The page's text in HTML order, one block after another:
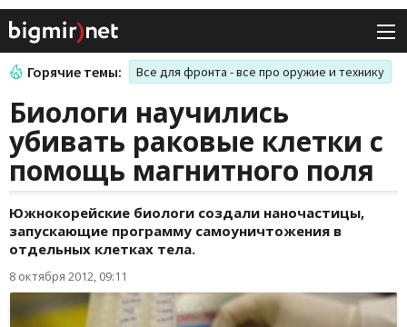
Горячие темы: Все для фронта - все про оружие и технику
Биологи научились
убивать раковые клетки с
помощь магнитного поля
Южнокорейские биологи создали наночастицы,
запускающие программу самоуничтожения в
отдельных клетках тела.
8 октября 2012, 09:11